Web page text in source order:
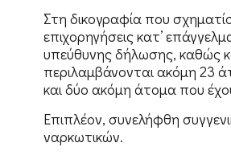
Στη δικογραφία που
επιχορηγήσεις κατ’
υπεύθυνης δήλωσης, καθώς
περιλαμβάνονται ακόμη 23
και δύο ακόμη άτομα που
Επιπλέον, συνελήφθη
ναρκωτικών.